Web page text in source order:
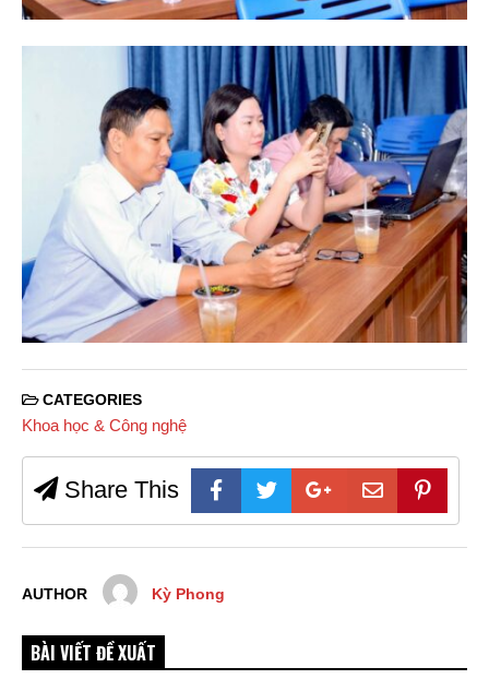
CATEGORIES
Khoa học & Công nghệ
Share This
AUTHOR Kỳ Phong
BÀI VIẾT ĐỀ XUẤT